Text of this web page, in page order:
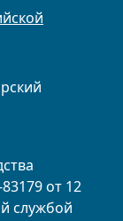
от 12
службой